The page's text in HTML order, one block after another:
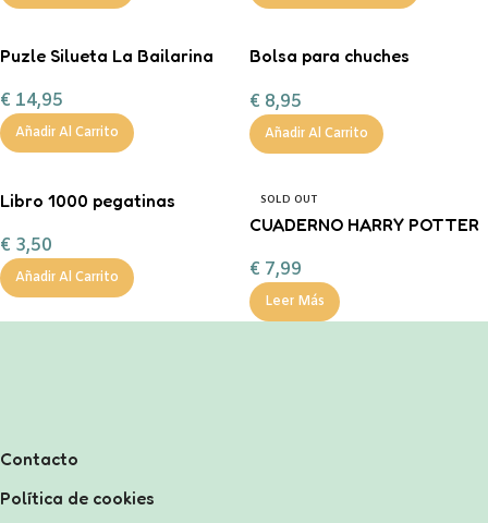
Puzle Silueta La Bailarina
€ 14,95
Añadir Al Carrito
Bolsa para chuches
€ 8,95
Añadir Al Carrito
Libro 1000 pegatinas
€ 3,50
Añadir Al Carrito
SOLD OUT
CUADERNO HARRY POTTER
€ 7,99
Leer Más
Contacto
Política de cookies